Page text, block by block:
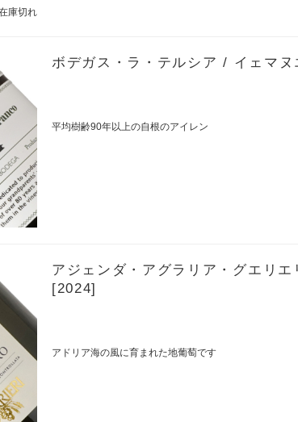
庫切れ
ボデガス・ラ・テルシア / イェマ
平均樹齢90年以上の自根のアイレン
アジェンダ・アグラリア・グエリ
[2024]
アドリア海の風に育まれた地葡萄です